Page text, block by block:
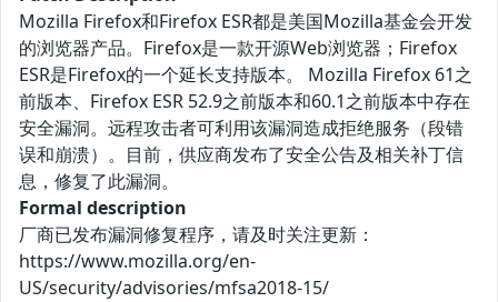
Mozilla Firefox和Firefox ESR都是美国Mozilla基金会开发
的浏览器产品。Firefox是一款开源Web浏览器；Firefox
ESR是Firefox的一个延长支持版本。 Mozilla Firefox 61之
前版本、Firefox ESR 52.9之前版本和60.1之前版本中存在
安全漏洞。远程攻击者可利用该漏洞造成拒绝服务（段错
误和崩溃）。目前，供应商发布了安全公告及相关补丁信
息，修复了此漏洞。
Formal description
厂商已发布漏洞修复程序，请及时关注更新：
https://www.mozilla.org/en-
US/security/advisories/mfsa2018-15/